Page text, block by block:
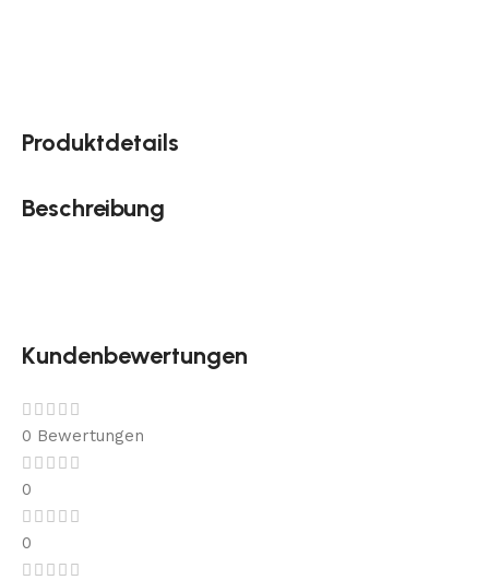
Produktdetails
Beschreibung
Kundenbewertungen
0 Bewertungen
0
0